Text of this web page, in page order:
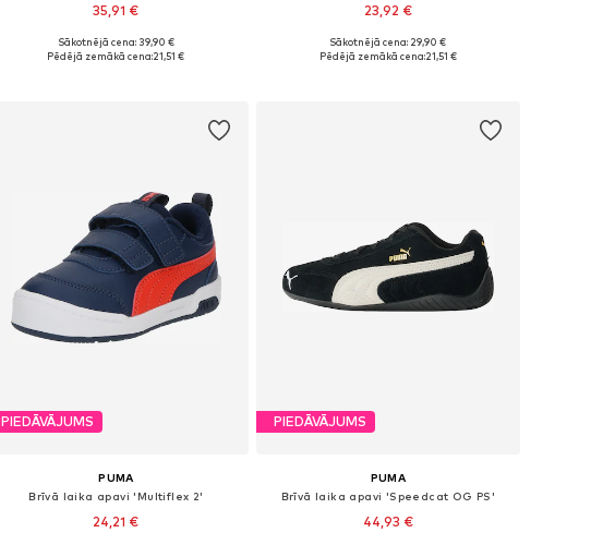
35,91 €
Pieejams daudzos izmēros
Sākotnējā cena: 39,90 €
Pēdējā zemākā cena:21,51 €
23,92 €
Pieejams daudzos izmēros
Sākotnējā cena: 29,90 €
Pēdējā zemākā cena:21,51 €
PIEDĀVĀJUMS
PUMA
Brīvā laika apavi 'Multiflex 2'
24,21 €
PIEDĀVĀJUMS
PUMA
Brīvā laika apavi 'Speedcat OG PS'
44,93 €